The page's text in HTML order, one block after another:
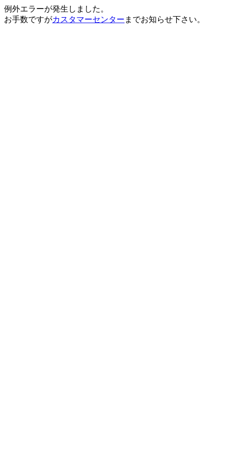
例外エラーが発生しました。
お手数ですがカスタマーセンター までお知らせ下さい。